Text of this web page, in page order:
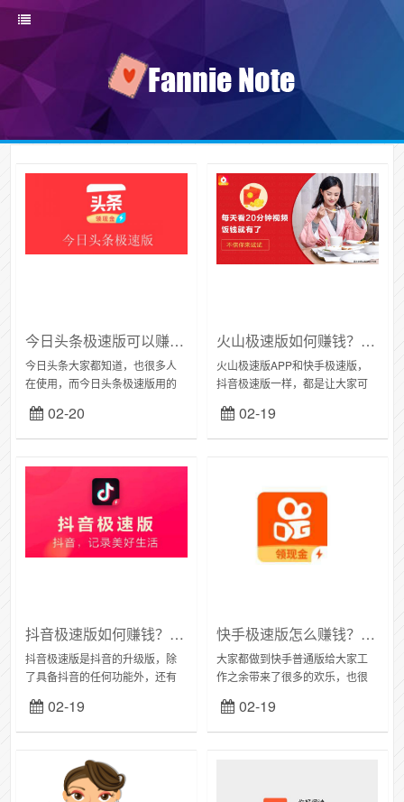
今日头条极速版可以赚钱你知道吗？它和今日头条普通版有什么不同？
今日头条大家都知道，也很多人
在使用，而今日头条极速版用的
呢？不点周和大家分析一下：今
日头条极速版：面向的主要人群
02-20
火山极速版如何赚钱？看视频都有收入手机赚钱APP
火山极速版APP和快手极速版，
抖音极速版一样，都是让大家可
因还是增加用户黏性，吸引新用
户，把一份从我们这里赚的钱拿
02-19
抖音极速版如何赚钱？刷视频手机网赚APP
抖音极速版是抖音的升级版，除
了具备抖音的任何功能外，还有
APP是抖音旗下开发的一款看小
视频赚钱的软件网上看到有人说
02-19
快手极速版怎么赚钱？刷视频手机赚零花钱
大家都做到快手普通版给大家工
作之余带来了很多的欢乐，也很
分人还是沉浸在快手的世界无法
自拔，浪费了时间。那么如何既
02-19